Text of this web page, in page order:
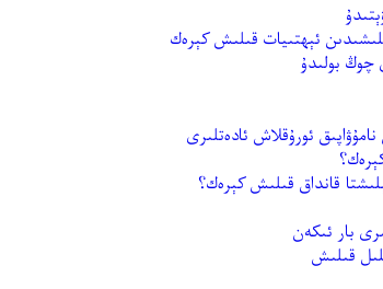
ئېھتىيات قىلىش كېرەك
چوڭ بولىدۇ
نامۇۋاپىق ئورۇقلاش ئادەتلىرى
قانداق قىلىش كېرەك؟
قىلىش